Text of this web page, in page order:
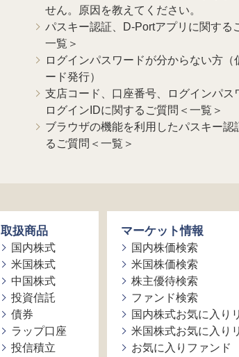
せん。原因を教えてください。
パスキー認証、D-Portアプリに関する
一覧＞
ログインパスワードが分からない方（
ード発行）
支店コード、口座番号、ログインパス
ログインIDに関するご質問＜一覧＞
ブラウザの機能を利用したパスキー認
るご質問＜一覧＞
取扱商品
国内株式
米国株式
中国株式
投資信託
債券
ラップ口座
投信積立
マーケット情報
国内株価検索
米国株価検索
株主優待検索
ファンド検索
国内株式お気に入り
米国株式お気に入り
お気に入りファンド